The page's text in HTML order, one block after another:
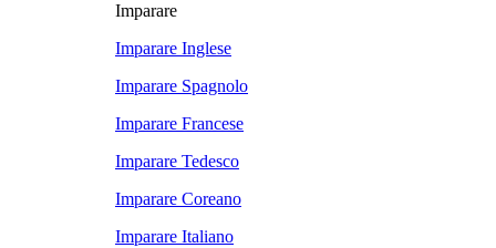
Imparare
Imparare Inglese
Imparare Spagnolo
Imparare Francese
Imparare Tedesco
Imparare Coreano
Imparare Italiano